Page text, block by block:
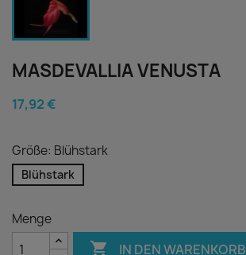
MASDEVALLIA VENUSTA
17,92 €
Größe: Blühstark
Blühstark
Menge
 IN DEN WARENKORB